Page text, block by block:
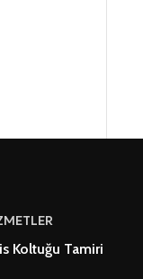
Koltuğu Tamiri